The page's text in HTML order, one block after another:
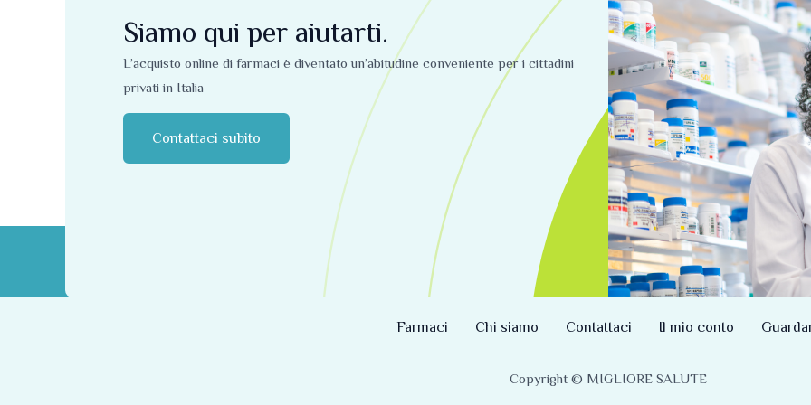
Siamo qui per aiutarti.
L’acquisto online di farmaci è diventato un’abitudine conveniente per i cittadini
privati ​​in Italia
Contattaci subito
Farmaci Chi siamo Contattaci Il mio conto
Copyright © MIGLIORE SALUTE